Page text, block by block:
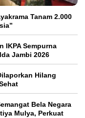
Tanam 2.000
IKPA Sempurna
Jambi 2026
Hilang
Bela Negara
Mulya, Perkuat